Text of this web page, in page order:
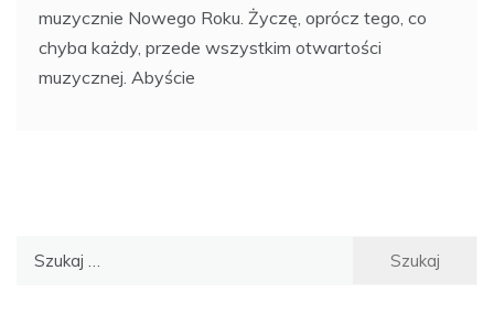
muzycznie Nowego Roku. Życzę, oprócz tego, co
chyba każdy, przede wszystkim otwartości
muzycznej. Abyście